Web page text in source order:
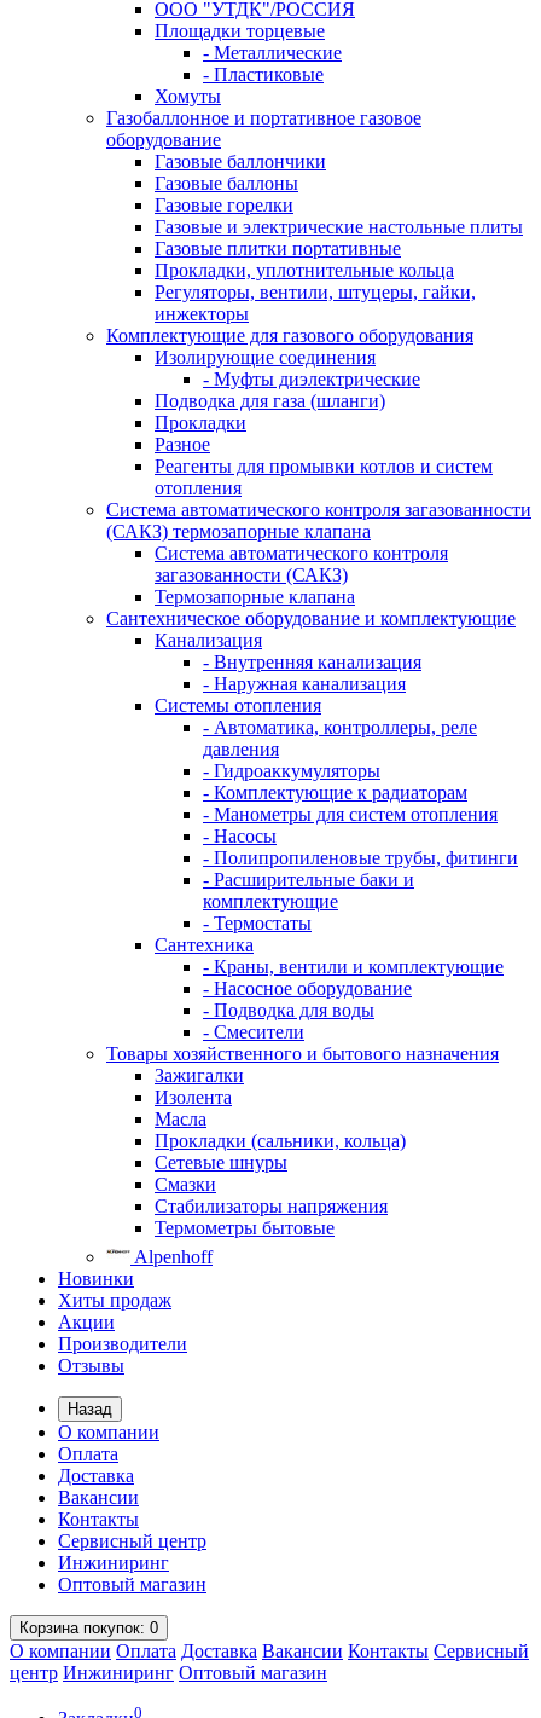
ООО "УТДК"/РОССИЯ
Площадки торцевые
- Металлические
- Пластиковые
Хомуты
Газобаллонное и портативное газовое
оборудование
Газовые баллончики
Газовые баллоны
Газовые горелки
Газовые и электрические настольные плиты
Газовые плитки портативные
Прокладки, уплотнительные кольца
Регуляторы, вентили, штуцеры, гайки,
инжекторы
Комплектующие для газового оборудования
Изолирующие соединения
- Муфты диэлектрические
Подводка для газа (шланги)
Прокладки
Разное
Реагенты для промывки котлов и систем
отопления
Система автоматического контроля загазованности
(САКЗ) термозапорные клапана
Система автоматического контроля
загазованности (САКЗ)
Термозапорные клапана
Сантехническое оборудование и комплектующие
Канализация
- Внутренняя канализация
- Наружная канализация
Системы отопления
- Автоматика, контроллеры, реле
давления
- Гидроаккумуляторы
- Комплектующие к радиаторам
- Манометры для систем отопления
- Насосы
- Полипропиленовые трубы, фитинги
- Расширительные баки и
комплектующие
- Термостаты
Сантехника
- Краны, вентили и комплектующие
- Насосное оборудование
- Подводка для воды
- Смесители
Товары хозяйственного и бытового назначения
Зажигалки
Изолента
Масла
Прокладки (сальники, кольца)
Сетевые шнуры
Смазки
Стабилизаторы напряжения
Термометры бытовые
Alpenhoff
Новинки
Хиты продаж
Акции
Производители
Отзывы
Назад
О компании
Оплата
Доставка
Вакансии
Контакты
Сервисный центр
Инжиниринг
Оптовый магазин
Корзинапокупок: 0
О компании Оплата Доставка Вакансии Контакты Сервисный
центр Инжиниринг Оптовый магазин
0